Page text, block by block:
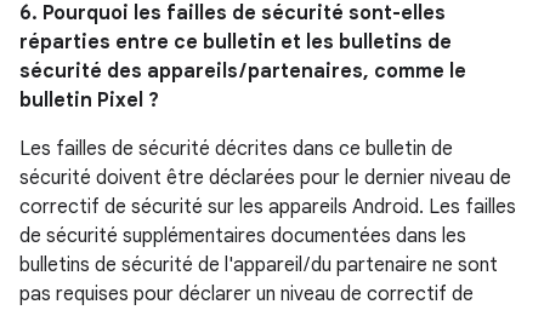
6. Pourquoi les failles de sécurité sont-elles
réparties entre ce bulletin et les bulletins de
sécurité des appareils / partenaires, comme le
bulletin Pixel ?
Les failles de sécurité décrites dans ce bulletin de
sécurité doivent être déclarées pour le dernier niveau de
correctif de sécurité sur les appareils Android. Les failles
de sécurité supplémentaires documentées dans les
bulletins de sécurité de l'appareil / du partenaire ne sont
pas requises pour déclarer un niveau de correctif de